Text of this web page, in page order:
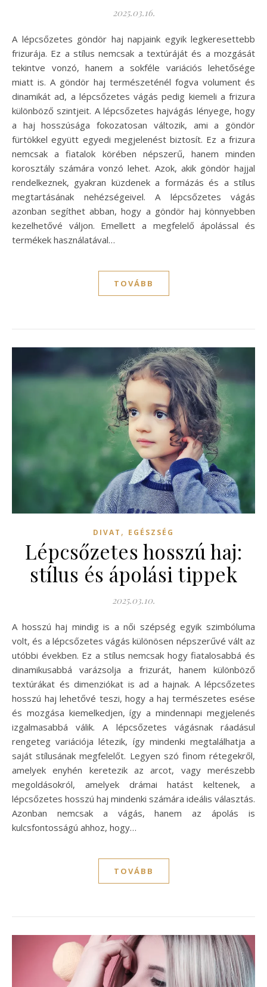
2025.03.16.
A lépcsőzetes göndör haj napjaink egyik legkeresettebb
frizurája. Ez a stílus nemcsak a textúráját és a mozgását
tekintve vonzó, hanem a sokféle variációs lehetősége
miatt is. A göndör haj természeténél fogva volument és
dinamikát ad, a lépcsőzetes vágás pedig kiemeli a frizura
különböző szintjeit. A lépcsőzetes hajvágás lényege, hogy
a haj hosszúsága fokozatosan változik, ami a göndör
fürtökkel együtt egyedi megjelenést biztosít. Ez a frizura
nemcsak a fiatalok körében népszerű, hanem minden
korosztály számára vonzó lehet. Azok, akik göndör hajjal
rendelkeznek, gyakran küzdenek a formázás és a stílus
megtartásának nehézségeivel. A lépcsőzetes vágás
azonban segíthet abban, hogy a göndör haj könnyebben
kezelhetővé váljon. Emellett a megfelelő ápolással és
termékek használatával…
TOVÁBB
DIVAT , EGÉSZSÉG
Lépcsőzetes hosszú haj:
stílus és ápolási tippek
2025.03.10.
A hosszú haj mindig is a női szépség egyik szimbóluma
volt, és a lépcsőzetes vágás különösen népszerűvé vált az
utóbbi években. Ez a stílus nemcsak hogy fiatalosabbá és
dinamikusabbá varázsolja a frizurát, hanem különböző
textúrákat és dimenziókat is ad a hajnak. A lépcsőzetes
hosszú haj lehetővé teszi, hogy a haj természetes esése
és mozgása kiemelkedjen, így a mindennapi megjelenés
izgalmasabbá válik. A lépcsőzetes vágásnak ráadásul
rengeteg variációja létezik, így mindenki megtalálhatja a
saját stílusának megfelelőt. Legyen szó finom rétegekről,
amelyek enyhén keretezik az arcot, vagy merészebb
megoldásokról, amelyek drámai hatást keltenek, a
lépcsőzetes hosszú haj mindenki számára ideális választás.
Azonban nemcsak a vágás, hanem az ápolás is
kulcsfontosságú ahhoz, hogy…
TOVÁBB